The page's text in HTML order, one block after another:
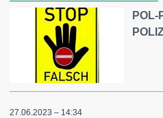
27.06.2023 – 14:34